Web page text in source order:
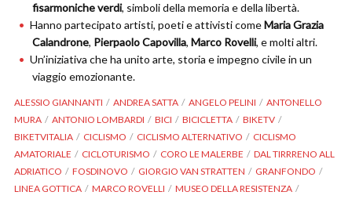
fisarmoniche verdi, simboli della memoria e della libertà.
Hanno partecipato artisti, poeti e attivisti comeMaria Grazia
Calandrone, Pierpaolo Capovilla, Marco Rovelli, e molti altri.
Un’iniziativa che ha unito arte, storia e impegno civile in un
viaggio emozionante.
ALESSIO GIANNANTI ANDREA SATTA ANGELO PELINI
ANTONELLO
MURA
ANTONIO LOMBARDI BICI BICICLETTA
BIKETV
BIKETVITALIA
CICLISMO CICLISMO ALTERNATIVO
CICLISMO
AMATORIALE
CICLOTURISMO CORO LE MALERBE
DAL TIRRRENO ALL
ADRIATICO
FOSDINOVO GIORGIO VAN STRATTEN
GRANFONDO
LINEA GOTTICA
MARCO ROVELLI
MUSEO DELLA RESISTENZA